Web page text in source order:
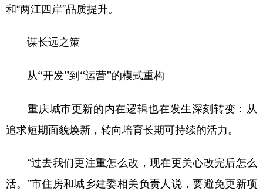
和“两江四岸”品质提升。
谋长远之策
从“开发”到“运营”的模式重构
重庆城市更新的内在逻辑也在发生深刻转变：从
追求短期面貌焕新，转向培育长期可持续的活力。
“过去我们更注重怎么改，现在更关心改完后怎么
活。”市住房和城乡建委相关负责人说，要避免更新项